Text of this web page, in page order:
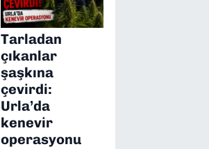
Tarladan
çıkanlar
şaşkına
çevirdi:
Urla’da
kenevir
operasyonu